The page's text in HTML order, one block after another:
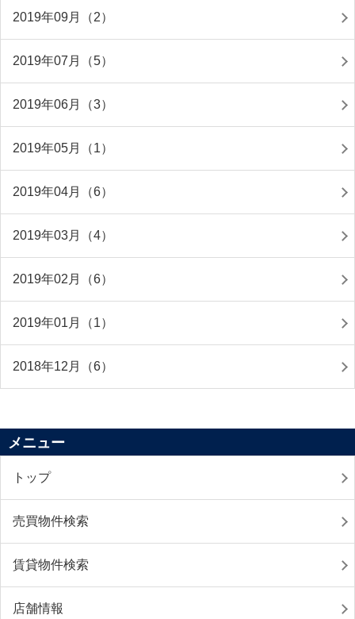
2019年09月（2）
2019年07月（5）
2019年06月（3）
2019年05月（1）
2019年04月（6）
2019年03月（4）
2019年02月（6）
2019年01月（1）
2018年12月（6）
メニュー
トップ
売買物件検索
賃貸物件検索
店舗情報